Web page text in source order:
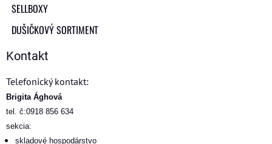
SELLBOXY
DUŠIČKOVÝ SORTIMENT
Kontakt
Telefonický kontakt:
Brigita Ághová
tel. č:0918 856 634
sekcia:
skladové hospodárstvo